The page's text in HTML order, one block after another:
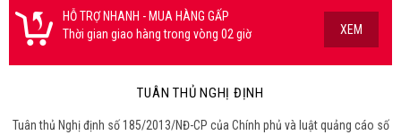
HỖ TRỢ NHANH - MUA HÀNG GẤP
Thời gian giao hàng trong vòng 02 giờ
XEM
TUÂN THỦ NGHỊ ĐỊNH
Tuân thủ Nghị định số 185/2013/NĐ-CP của Chính phủ và luật quảng cáo số